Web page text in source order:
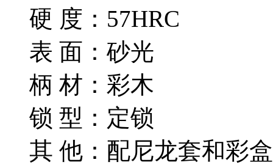
硬 度：57HRC
表 面：砂光
柄 材：彩木
锁 型：定锁
其 他：配尼龙套和彩盒